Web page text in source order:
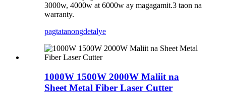
3000w, 4000w at 6000w ay magagamit.3 taon na
warranty.
pagtatanongdetalye
1000W 1500W 2000W Maliit na
Sheet Metal Fiber Laser Cutter